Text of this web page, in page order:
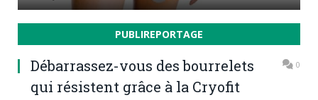
PUBLIREPORTAGE
Débarrassez-vous des bourrelets
qui résistent grâce à la Cryofit
0